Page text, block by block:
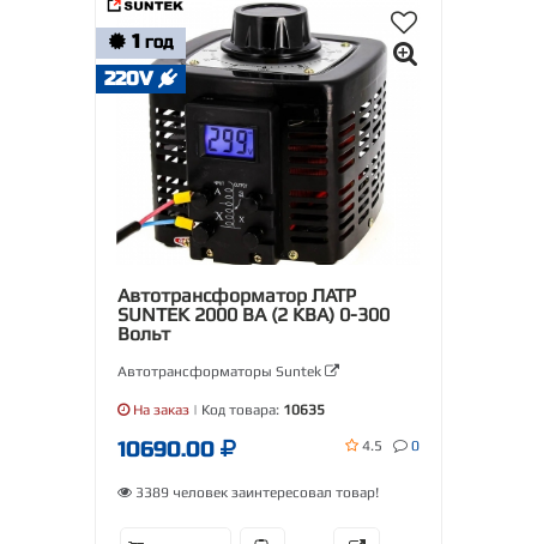
1 ГОД
220V
Автотрансформатор ЛАТР
SUNTEK 2000 ВА (2 КВА) 0-300
Вольт
Автотрансформаторы Suntek
На заказ | Код товара: 10635
10690.00 4.5 0
3389 человек заинтересовал товар!